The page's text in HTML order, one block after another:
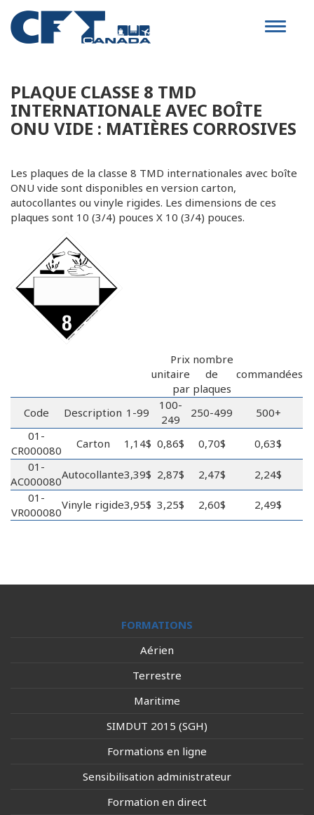
Toggle
PLAQUE CLASSE 8 TMD
INTERNATIONALE AVEC BOÎTE
ONU VIDE : MATIÈRES CORROSIVES
Les plaques de la classe 8 TMD internationales avec boîte
ONU vide sont disponibles en version carton,
autocollantes ou vinyle rigides. Les dimensions de ces
plaques sont 10 (3/4) pouces X 10 (3/4) pouces.
Prix
unitaire
par
nombre
de
plaques
commandées
Code Description 1-99
100-
249
250-499
500+
01-
CR000080
Carton 1,14$ 0,86$ 0,70$
0,63$
01-
AC000080Autocollante3,39$ 2,87$ 2,47$
2,24$
01-
VR000080
Vinyle rigide3,95$ 3,25$ 2,60$ 2,49$
FORMATIONS
Aérien
Terrestre
Maritime
SIMDUT 2015 (SGH)
Formations en ligne
Sensibilisation administrateur
Formation en direct